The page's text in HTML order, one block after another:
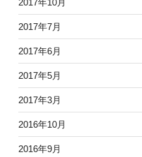
2017年7月
2017年6月
2017年5月
2017年3月
2016年10月
2016年9月